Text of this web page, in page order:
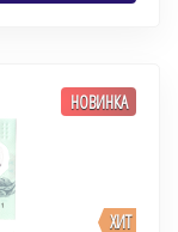
ХИТ
НОВИНКА